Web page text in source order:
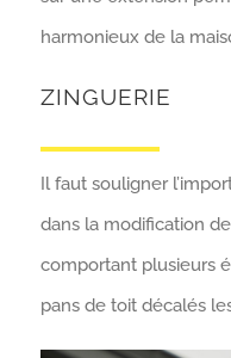
harmonieux de la
ZINGUERIE
Il faut souligner
dans la modification
comportant plusieurs
pans de toit décalés